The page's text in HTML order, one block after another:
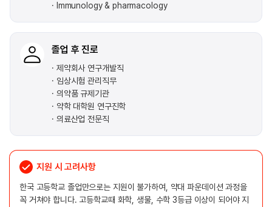
Immunology & pharmacology
졸업 후 진로
제약회사 연구개발직
임상시험 관리직무
의약품 규제기관
약학 대학원 연구진학
의료산업 전문직
지원 시 고려사항
한국 고등학교 졸업만으로는 지원이 불가하여, 약대 파운데이션 과정을
꼭 거쳐야 합니다. 고등학교때 화학, 생물, 수학 3등급 이상이 되어야 지